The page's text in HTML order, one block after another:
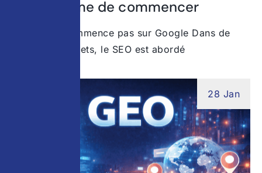
avant même de commencer
Le SEO ne commence pas sur Google Dans de
nombreux projets, le SEO est abordé
28 Jan